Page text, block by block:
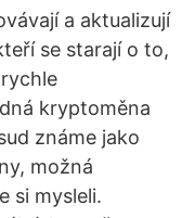
a aktualizují
se starají o to,
kryptoměna
známe jako
možná
si mysleli.